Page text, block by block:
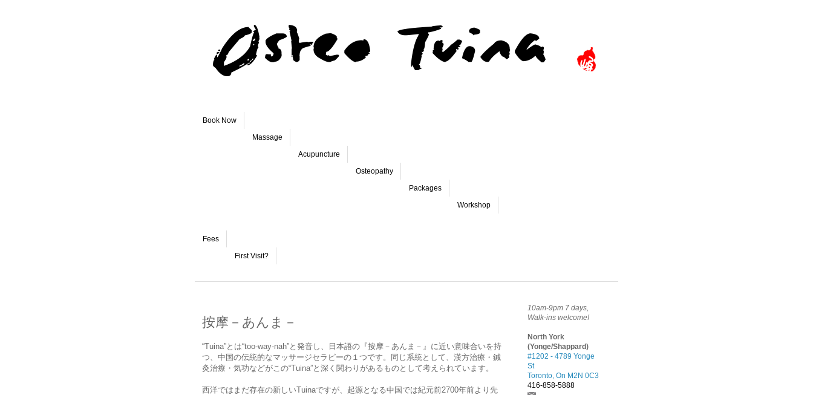
Book Now
Massage
Acupuncture
Osteopathy
Packages
Workshop
Fees
First Visit?
按摩－あんま－
“Tuina”とは“too-way-nah”と発音し、日本語の『按摩－あんま－』に近い意味合いを持
つ、中国の伝統的なマッサージセラピーの１つです。同じ系統として、漢方治療・鍼
灸治療・気功などがこの“Tuina”と深く関わりがあるものとして考えられています。
西洋ではまだ存在の新しいTuinaですが、起源となる中国では紀元前2700年前より先
10am-9pm 7 days,
Walk-ins welcome!
North York
(Yonge/Shappard)
#1202 - 4789 Yonge
St
Toronto, On M2N 0C3
416-858-5888